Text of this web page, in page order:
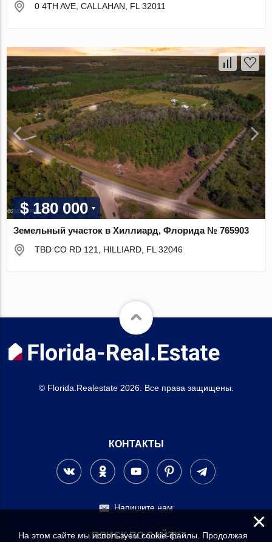
0 4TH AVE, CALLAHAN, FL 32011
$ 180 000
Земельный участок в Хиллиард, Флорида № 765903
TBD CO RD 121, HILLIARD, FL 32046
© Florida.Realestate 2026. Все права защищены.
КОНТАКТЫ
Напишите нам
ПОИСК ПО САЙТУ
×
На этом сайте мы используем cookie-файлы. Продолжая